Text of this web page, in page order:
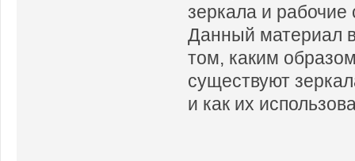
зеркала и рабочие
Данный материал
том, каким
существуют
и как их